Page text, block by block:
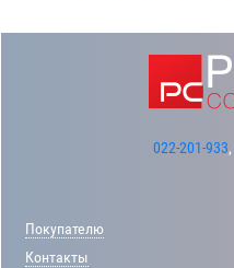
022-201-933,
Покупателю
Контакты